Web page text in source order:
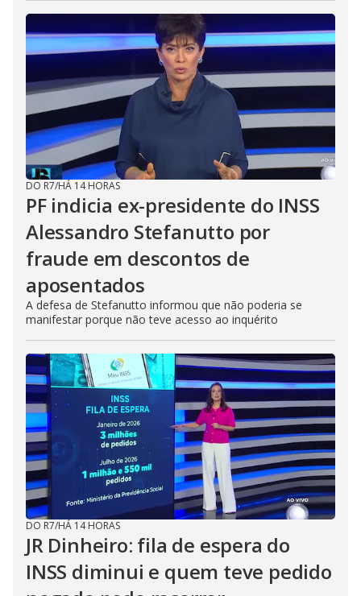
DO R7/HÁ 14 HORAS
PF indicia ex-presidente do INSS
Alessandro Stefanutto por
fraude em descontos de
aposentados
A defesa de Stefanutto informou que não poderia se
manifestar porque não teve acesso ao inquérito
DO R7/HÁ 14 HORAS
JR Dinheiro: fila de espera do
INSS diminui e quem teve pedido